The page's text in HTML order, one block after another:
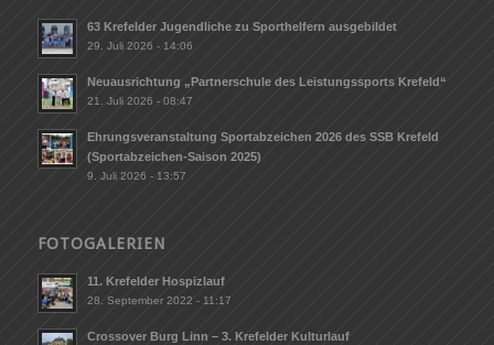
63 Krefelder Jugendliche zu Sporthelfern ausgebildet
29. Juli 2026 - 14:06
Neuausrichtung „Partnerschule des Leistungssports Krefeld“
21. Juli 2026 - 08:47
Ehrungsveranstaltung Sportabzeichen 2026 des SSB Krefeld
(Sportabzeichen-Saison 2025)
9. Juli 2026 - 13:57
FOTOGALERIEN
11. Krefelder Hospizlauf
28. September 2022 - 11:17
Crossover Burg Linn – 3. Krefelder Kulturlauf